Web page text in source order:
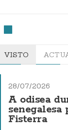
VISTO
28/07/2026
A odisea
senegalesa
Fisterra